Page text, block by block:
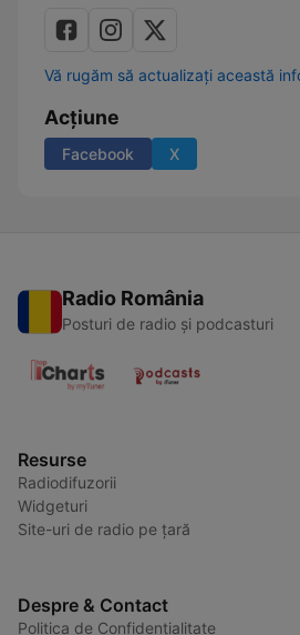
Vă rugăm să actualizați această
Acțiune
Facebook X
Radio România
Posturi de radio și podcasturi
Resurse
Radiodifuzorii
Widgeturi
Site-uri de radio pe țară
Despre & Contact
Politica de Confidențialitate